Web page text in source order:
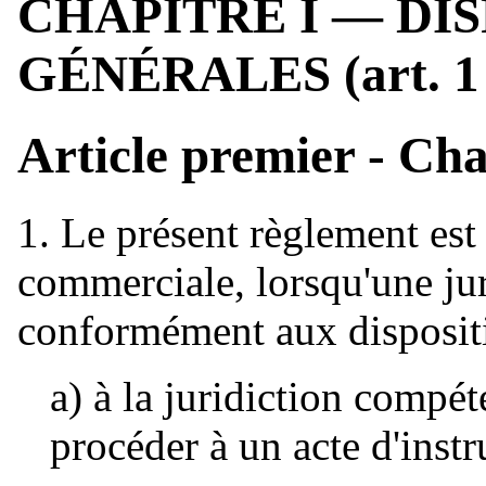
CHAPITRE I —
GÉNÉRALES (art.
Article premier -
1. Le présent règlement
commerciale, lorsqu'une
conformément aux
a) à la juridiction
procéder à un acte